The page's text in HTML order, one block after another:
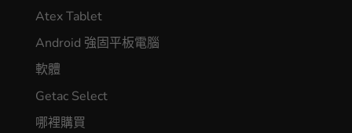
Atex Tablet
Android 強固平板電腦
軟體
Getac Select
哪裡購買